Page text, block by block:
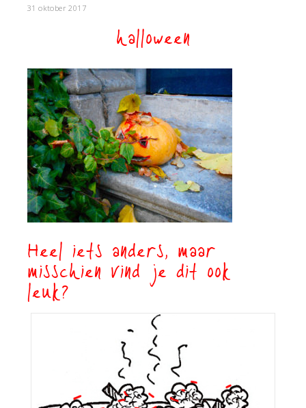
31 oktober 2017
halloween
Heel iets anders, maar
misschien vind je dit ook
leuk?